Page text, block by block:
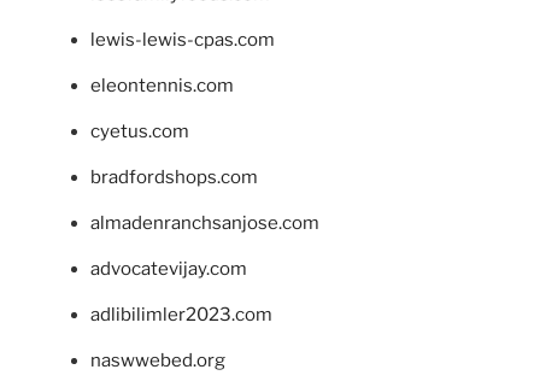
lewis-lewis-cpas.com
eleontennis.com
cyetus.com
bradfordshops.com
almadenranchsanjose.com
advocatevijay.com
adlibilimler2023.com
naswwebed.org